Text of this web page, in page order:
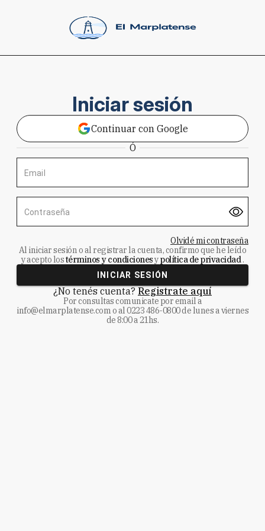
Iniciar sesión
Continuar con Google
Ó
Email
Contraseña
Olvidé mi contraseña
Al iniciar sesión o al registrar la cuenta, confirmo que he leído
y acepto lostérminos y condicionesypolítica de privacidad.
INICIAR SESIÓN
¿No tenés cuenta? Registrate aquí
Por consultas comunicate por email a
info@elmarplatense.como al0223 486-0800de lunes a viernes
de 8:00 a 21hs.